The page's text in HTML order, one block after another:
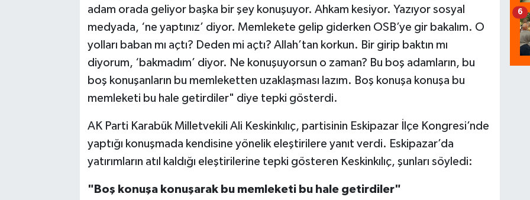
adam orada geliyor başka bir şey konuşuyor. Ahkam kesiyor. Yazıyor sosyal
medyada, ‘ne yaptınız’ diyor. Memlekete gelip giderken OSB’ye gir bakalım. O
yolları baban mı açtı? Deden mi açtı? Allah’tan korkun. Bir girip baktın mı
diyorum, ‘bakmadım’ diyor. Ne konuşuyorsun o zaman? Bu boş adamların, bu
boş konuşanların bu memleketten uzaklaşması lazım. Boş konuşa konuşa bu
memleketi bu hale getirdiler" diye tepki gösterdi.
AK Parti Karabük Milletvekili Ali Keskinkılıç, partisinin Eskipazar İlçe Kongresi’nde
yaptığı konuşmada kendisine yönelik eleştirilere yanıt verdi. Eskipazar’da
yatırımların atıl kaldığı eleştirilerine tepki gösteren Keskinkılıç, şunları söyledi:
"Boş konuşa konuşarak bu memleketi bu hale getirdiler"
6